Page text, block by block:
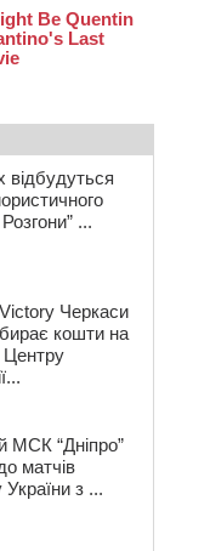
відбудуться
...
Черкаси
кошти на
Центру
МСК “Дніпро”
матчів
України з ...